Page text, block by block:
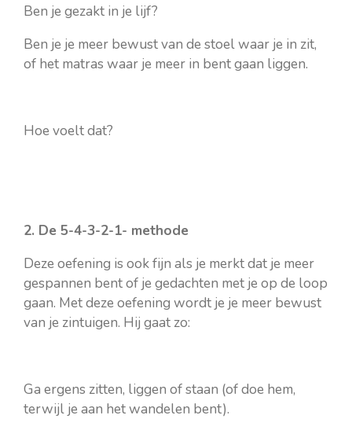
Ben je gezakt in je lijf?
Ben je je meer bewust van de stoel waar je in zit,
of het matras waar je meer in bent gaan liggen.
Hoe voelt dat?
2. De 5-4-3-2-1- methode
Deze oefening is ook fijn als je merkt dat je meer
gespannen bent of je gedachten met je op de loop
gaan. Met deze oefening wordt je je meer bewust
van je zintuigen. Hij gaat zo:
Ga ergens zitten, liggen of staan (of doe hem,
terwijl je aan het wandelen bent).